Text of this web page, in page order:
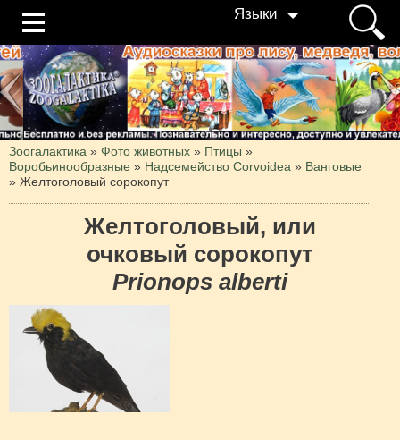
Языки
Зоогалактика » Фото животных » Птицы »
Воробьинообразные » Надсемейство Corvoidea » Ванговые
» Желтоголовый сорокопут
Желтоголовый, или
очковый сорокопут
Prionops alberti